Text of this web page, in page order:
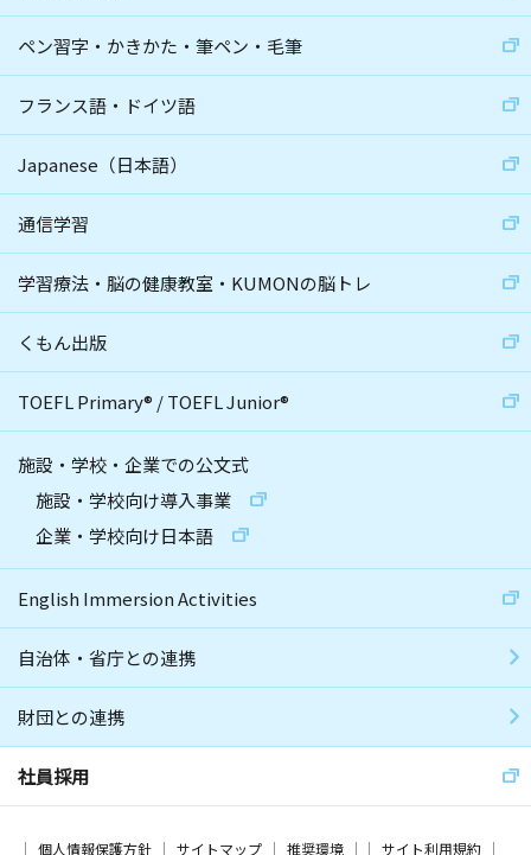
ペン習字・かきかた・筆ペン・毛筆
フランス語・ドイツ語
Japanese（日本語）
通信学習
学習療法・脳の健康教室・KUMONの脳トレ
くもん出版
TOEFL Primary® /TOEFL Junior®
施設・学校・企業での公文式
施設・学校向け導入事業
企業・学校向け日本語
English Immersion Activities
自治体・省庁との連携
財団との連携
社員採用
個人情報保護方針 サイトマップ 推奨環境 サイト利用規約